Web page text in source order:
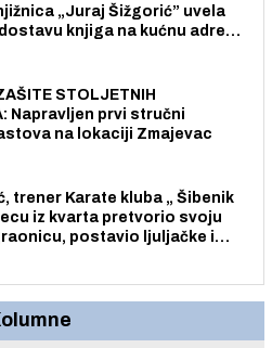
„Juraj Šižgorić” uvela
knjiga na kućnu adresu
STOLJETNIH
Napravljen prvi stručni
na lokaciji Zmajevac
trener Karate kluba „ Šibenik
iz kvarta pretvorio svoju
postavio ljuljačke i